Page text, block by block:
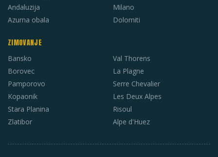
Andaluzija
Azurna obala
Milano
Dolomiti
ZIMOVANJE
Bansko
Borovec
Pamporovo
Kopaonik
Stara Planina
Zlatibor
Val Thorens
La Plagne
Serre Chevalier
Les Deux Alpes
Risoul
Alpe d'Huez